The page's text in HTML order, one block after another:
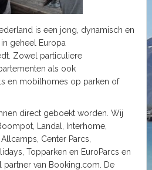
is een jong, dynamisch en
geheel Europa
Zowel particuliere
als ook
en mobilhomes op parken of
direct geboekt worden. Wij
Landal, Interhome,
Center Parcs,
Topparken en EuroParcs en
partner van Booking.com. De